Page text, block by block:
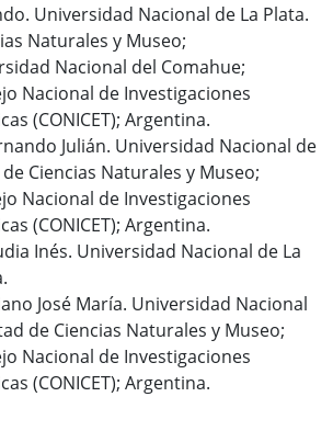
Universidad Nacional de La Plata.
Naturales y Museo;
Nacional del Comahue;
Nacional de Investigaciones
(CONICET); Argentina.
Julián. Universidad Nacional de
Ciencias Naturales y Museo;
Nacional de Investigaciones
(CONICET); Argentina.
Inés. Universidad Nacional de La
José María. Universidad Nacional
de Ciencias Naturales y Museo;
Nacional de Investigaciones
(CONICET); Argentina.